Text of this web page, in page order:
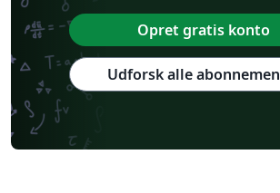
Opret gratis konto
Udforsk alle